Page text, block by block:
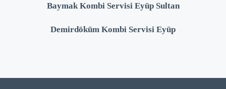
Baymak Kombi Servisi Eyüp Sultan
Demirdöküm Kombi Servisi Eyüp